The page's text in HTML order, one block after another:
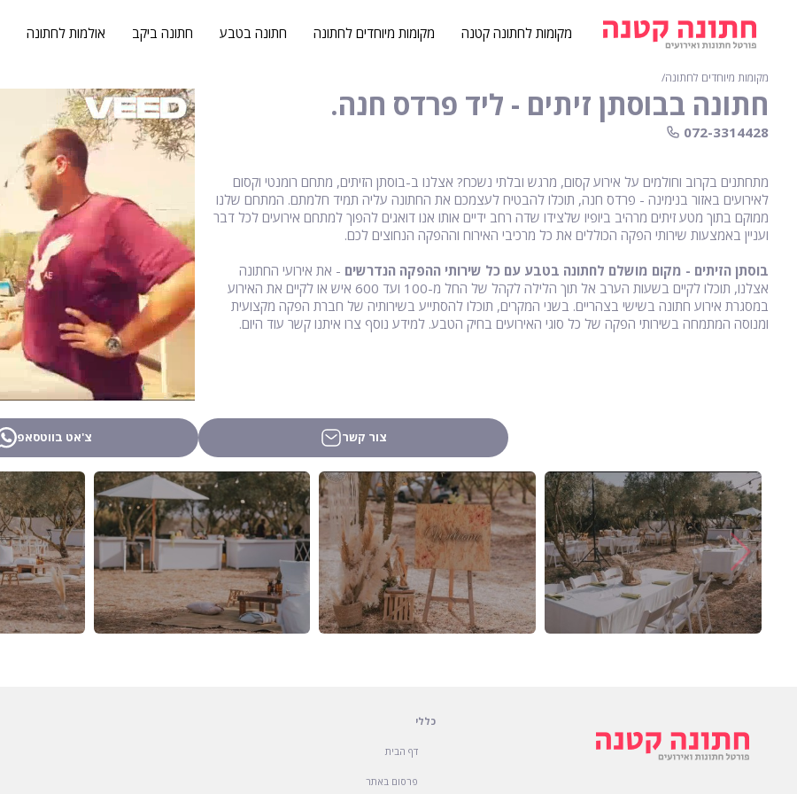
מקומות לחתונה קטנה מקומות מיוחדים לחתונה חתונה בטבע חתונה ביקב אולמות לחתונה
מקומות מיוחדים לחתונה∕
חתונה בבוסתן זיתים - ליד פרדס חנה.
072-3314428
מתחתנים בקרוב וחולמים על אירוע קסום, מרגש ובלתי נשכח? אצלנו ב-בוסתן הזיתים, מתחם רומנטי וקסום
לאירועים באזור בנימינה - פרדס חנה, תוכלו להבטיח לעצמכם את החתונה עליה תמיד חלמתם. המתחם שלנו
ממוקם בתוך מטע זיתים מרהיב ביופיו שלצידו שדה רחב ידיים אותו אנו דואגים להפוך למתחם אירועים לכל דבר
ועניין באמצעות שירותי הפקה הכוללים את כל מרכיבי האירוח וההפקה הנחוצים לכם.
בוסתן הזיתים - מקום מושלם לחתונה בטבע עם כל שירותי ההפקה הנדרשים - את אירועי החתונה
אצלנו, תוכלו לקיים בשעות הערב אל תוך הלילה לקהל של החל מ-100 ועד 600 איש או לקיים את האירוע
במסגרת אירוע חתונה בשישי בצהריים. בשני המקרים, תוכלו להסתייע בשירותיה של חברת הפקה מקצועית
ומנוסה המתמחה בשירותי הפקה של כל סוגי האירועים בחיק הטבע. למידע נוסף צרו איתנו קשר עוד היום.
צור קשר צ'אט בווטסאפ
כללי
דף הבית
פרסום באתר